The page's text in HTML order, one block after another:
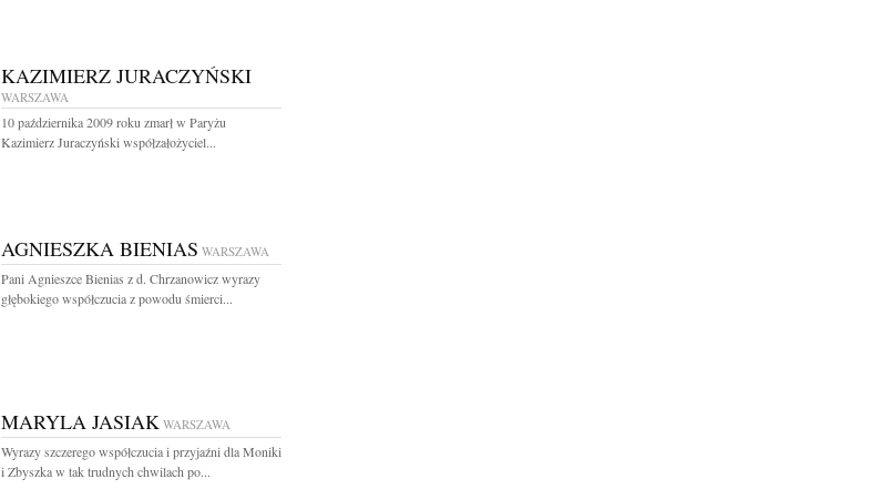
KAZIMIERZ JURACZYŃSKI
WARSZAWA
10 października 2009 roku zmarł w Paryżu
Kazimierz Juraczyński współzałożyciel...
AGNIESZKA BIENIAS WARSZAWA
Pani Agnieszce Bienias z d. Chrzanowicz wyrazy
głębokiego współczucia z powodu śmierci...
MARYLA JASIAK WARSZAWA
Wyrazy szczerego współczucia i przyjaźni dla Moniki
i Zbyszka w tak trudnych chwilach po...